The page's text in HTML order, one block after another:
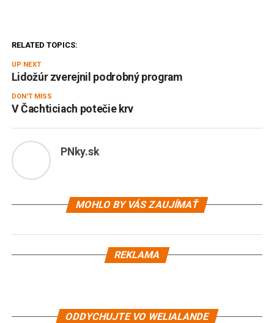
RELATED TOPICS:
UP NEXT
Lidožúr zverejnil podrobný program
DON'T MISS
V Čachticiach potečie krv
PNky.sk
MOHLO BY VÁS ZAUJÍMAŤ
REKLAMA
ODDYCHUJTE VO WELIALANDE